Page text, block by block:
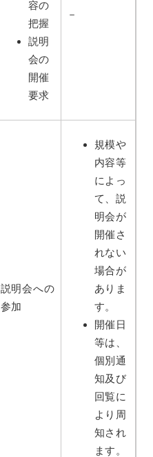
容の
把握
説明
会の
開催
要求
－
説明会への
参加
規模や
内容等
によっ
て、説
明会が
開催さ
れない
場合が
ありま
す。
開催日
等は、
個別通
知及び
回覧に
より周
知され
ます。